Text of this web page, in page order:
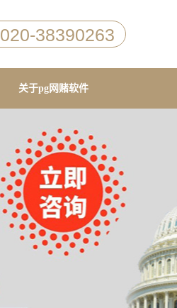
020-38390263
关于pg网赌软件